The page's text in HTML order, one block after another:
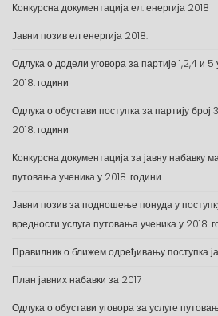
Конкурсна документација ел. енергија 2018
Јавни позив ел енергија 2018.
Одлука о додели уговора за партије 1,2,4 и
2018. години
Одлука о обустави поступка за партију број
2018. години
Конкурсна документација за јавну набавку
путовања ученика у 2018. години
Јавни позив за подношење понуда у
вредности услуга путовања ученика у 2018.
Правилник о ближем одређивању поступка
План јавних набавки за 2017
Одлука о обустави уговора за услуге